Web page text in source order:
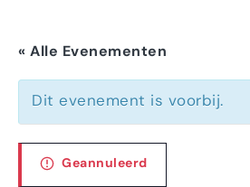
« Alle Evenementen
Dit evenement is voorbij.
Geannuleerd